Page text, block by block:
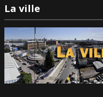
La ville